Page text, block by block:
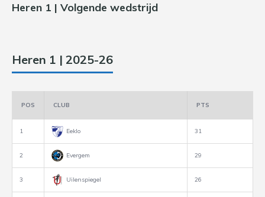
Heren 1 | Volgende wedstrijd
Heren 1 | 2025-26
POS CLUB PTS
1 Eeklo 31
2 Evergem 29
3 Uilenspiegel 26